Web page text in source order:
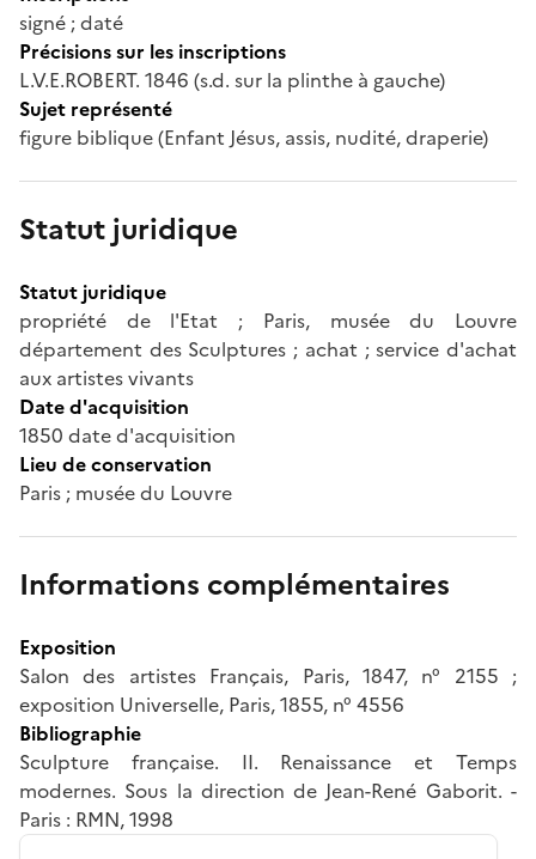
signé ; daté
Précisions sur les inscriptions
L.V.E.ROBERT. 1846 (s.d. sur la plinthe à gauche)
Sujet représenté
figure biblique (Enfant Jésus, assis, nudité, draperie)
Statut juridique
Statut juridique
propriété de l'Etat ; Paris, musée du Louvre
département des Sculptures ; achat ; service d'achat
aux artistes vivants
Date d'acquisition
1850 date d'acquisition
Lieu de conservation
Paris ; musée du Louvre
Informations complémentaires
Exposition
Salon des artistes Français, Paris, 1847, n° 2155 ;
exposition Universelle, Paris, 1855, n° 4556
Bibliographie
Sculpture française. II. Renaissance et Temps
modernes. Sous la direction de Jean-René Gaborit. -
Paris : RMN, 1998